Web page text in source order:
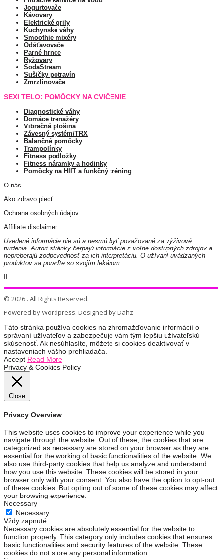
Jogurtovače
Kávovary
Elektrické grily
Kuchynské váhy
Smoothie mixéry
Odšťavovače
Parné hrnce
Ryžovary
SodaStream
Sušičky potravín
Zmrzlinovače
SEXI TELO: POMÔCKY NA CVIČENIE
Diagnostické váhy
Domáce trenažéry
Vibračná plošina
Závesný systém/TRX
Balančné pomôcky
Trampolínky
Fitness podložky
Fitness náramky a hodinky
Pomôcky na HIIT a funkčný tréning
O nás
Ako zdravo piecť
Ochrana osobných údajov
Affiliate disclaimer
Uvedené informácie nie sú a nesmú byť považované za výživové
tvrdenia. Autori stránky čerpajú informácie z voľne dostupných zdrojov a
nepreberajú zodpovednosť za ich interpretáciu. O užívaní uvádzaných
produktov sa poraďte so svojím lekárom.
© 2026 . All Rights Reserved.
Powered by Wordpress. Designed by Dahz
Táto stránka používa cookies na zhromažďovanie informácií o
správaní užívateľov a zabezpečuje vám tým lepšiu užívateľskú
skúsenosť. Ak nesúhlasíte, môžete si cookies deaktivovať v
nastaveniach vášho prehliadača.
Accept Read More
Privacy & Cookies Policy
Close
Privacy Overview
This website uses cookies to improve your experience while you
navigate through the website. Out of these, the cookies that are
categorized as necessary are stored on your browser as they are
essential for the working of basic functionalities of the website. We
also use third-party cookies that help us analyze and understand
how you use this website. These cookies will be stored in your
browser only with your consent. You also have the option to opt-out
of these cookies. But opting out of some of these cookies may affect
your browsing experience.
Necessary
Necessary
Vždy zapnuté
Necessary cookies are absolutely essential for the website to
function properly. This category only includes cookies that ensures
basic functionalities and security features of the website. These
cookies do not store any personal information.